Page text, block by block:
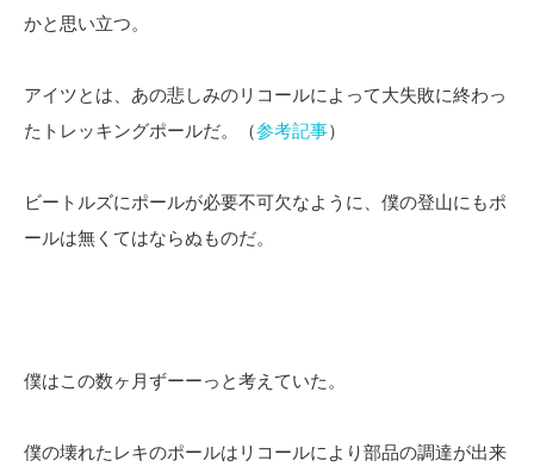
かと思い立つ。
アイツとは、あの悲しみのリコールによって大失敗に終わっ
たトレッキングポールだ。（参考記事）
ビートルズにポールが必要不可欠なように、僕の登山にもポ
ールは無くてはならぬものだ。
僕はこの数ヶ月ずーーっと考えていた。
僕の壊れたレキのポールはリコールにより部品の調達が出来